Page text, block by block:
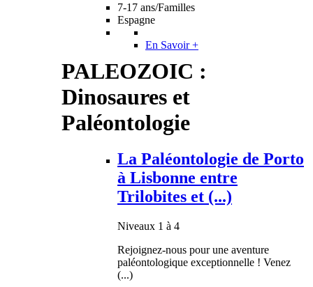
7-17 ans/Familles
Espagne
En Savoir +
PALEOZOIC :
Dinosaures et
Paléontologie
La Paléontologie de Porto
à Lisbonne entre
Trilobites et (...)
Niveaux 1 à 4
Rejoignez-nous pour une aventure
paléontologique exceptionnelle ! Venez
(...)